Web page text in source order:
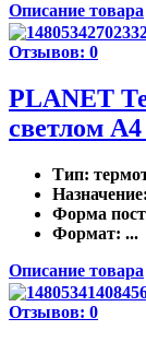
Описание товара
Отзывов: 0
PLANET
светлом
Тип:
Назначение
Форма
Формат: ...
Описание товара
Отзывов: 0